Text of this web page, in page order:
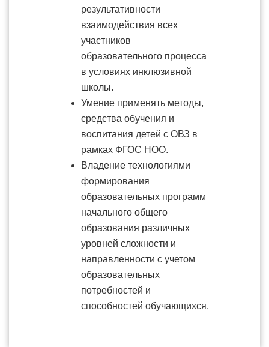
результативности
взаимодействия всех
участников
образовательного процесса
в условиях инклюзивной
школы.
Умение применять методы,
средства обучения и
воспитания детей с ОВЗ в
рамках ФГОС НОО.
Владение технологиями
формирования
образовательных программ
начального общего
образования различных
уровней сложности и
направленности с учетом
образовательных
потребностей и
способностей обучающихся.